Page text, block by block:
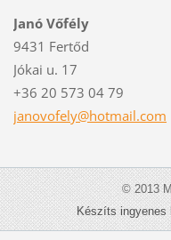
Janó Vőfély
9431 Fertőd
Jókai u. 17
+36 20 573 04 79
janovofely@hotmail.com
© 2013
Készíts ingyenes